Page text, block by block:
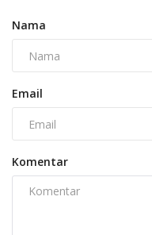
Nama
Email
Komentar